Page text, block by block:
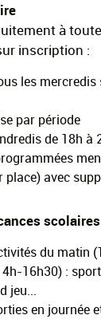
à
inscription :
les mercredis
par période
de 18h à
place) avec
scolaires
du matin
16h30) :
jeu...
en journée